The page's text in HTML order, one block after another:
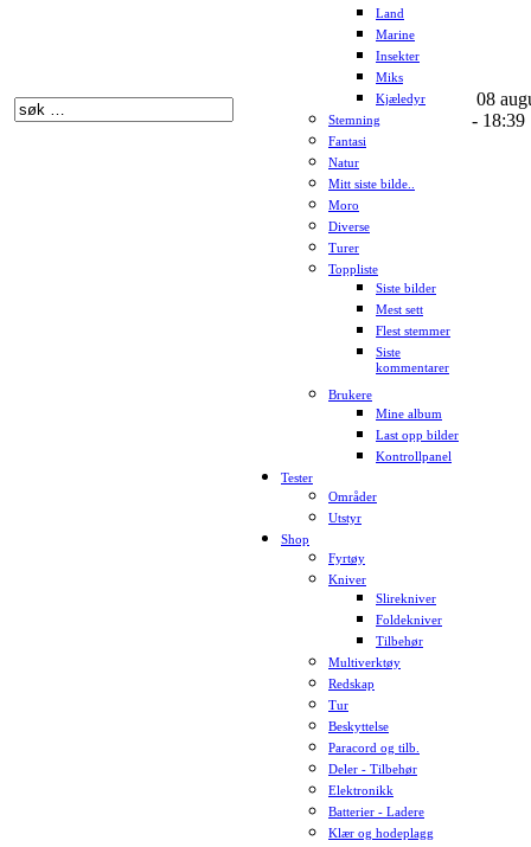
Land
Marine
Insekter
Miks
Kjæledyr
Stemning
Fantasi
Natur
Mitt siste bilde..
Moro
Diverse
Turer
Toppliste
Siste bilder
Mest sett
Flest stemmer
Siste
kommentarer
Brukere
Mine album
Last opp bilder
Kontrollpanel
Tester
Områder
Utstyr
Shop
Fyrtøy
Kniver
Slirekniver
Foldekniver
Tilbehør
Multiverktøy
Redskap
Tur
Beskyttelse
Paracord og tilb.
Deler - Tilbehør
Elektronikk
Batterier - Ladere
Klær og hodeplagg
08
- 18:39